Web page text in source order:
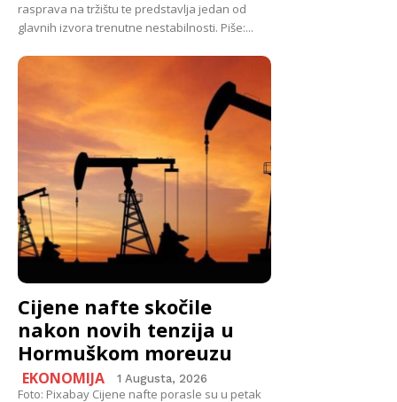
rasprava na tržištu te predstavlja jedan od
glavnih izvora trenutne nestabilnosti. Piše:...
Cijene nafte skočile
nakon novih tenzija u
Hormuškom moreuzu
EKONOMIJA 1 Augusta, 2026
Foto: Pixabay Cijene nafte porasle su u petak